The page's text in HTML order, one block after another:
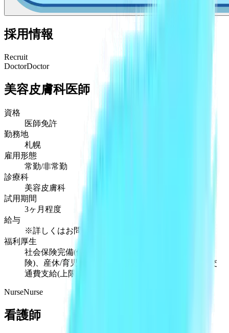
採用情報
Recruit
DoctorDoctor
美容皮膚科医師
資格
医師免許
勤務地
札幌
雇用形態
常勤/非常勤
診療科
美容皮膚科
試用期間
3ヶ月程度
給与
※詳しくはお問い合わせください
福利厚生
社会保険完備(健康保険、厚生年金、労災、雇用保
険)、産休/育児休暇あり、制服貸与、時間外手当、交
通費支給(上限2.5万円)
NurseNurse
看護師